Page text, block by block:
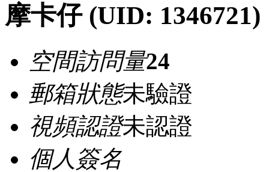
摩卡仔 (UID: 1346721)
空間訪問量24
郵箱狀態未驗證
視頻認證未認證
個人簽名